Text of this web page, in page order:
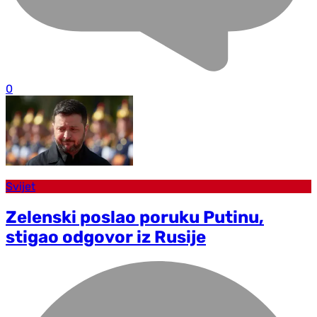
0
Svijet
Zelenski poslao poruku Putinu,
stigao odgovor iz Rusije